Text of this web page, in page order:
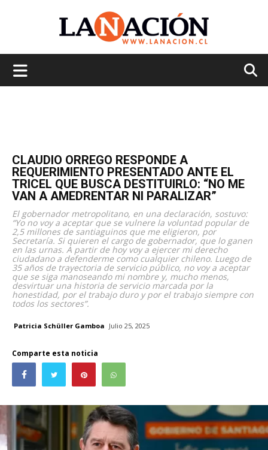
CLAUDIO ORREGO RESPONDE A
REQUERIMIENTO PRESENTADO ANTE EL
TRICEL QUE BUSCA DESTITUIRLO: “NO ME
VAN A AMEDRENTAR NI PARALIZAR”
El gobernador metropolitano, en una declaración, sostuvo:
“Yo no voy a aceptar que se vulnere la voluntad popular de
2,5 millones de santiaguinos que me eligieron, por
Secretaría. Si quieren el cargo de gobernador, que lo ganen
en las urnas. A partir de hoy voy a ejercer mi derecho
ciudadano a defenderme como cualquier chileno. Luego de
35 años de trayectoria de servicio público, no voy a aceptar
que se siga manoseando mi nombre y, mucho menos,
desvirtuar una historia de servicio marcada por la
honestidad, por el trabajo duro y por el trabajo siempre con
todos los sectores”.
Patricia Schüller Gamboa Julio 25, 2025
Comparte esta noticia